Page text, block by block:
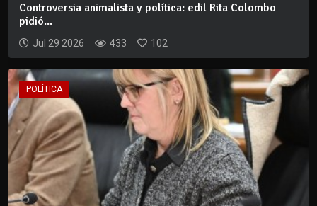
Controversia animalista y política: edil Rita Colombo
pidió...
Jul 29 2026 433 102
POLÍTICA